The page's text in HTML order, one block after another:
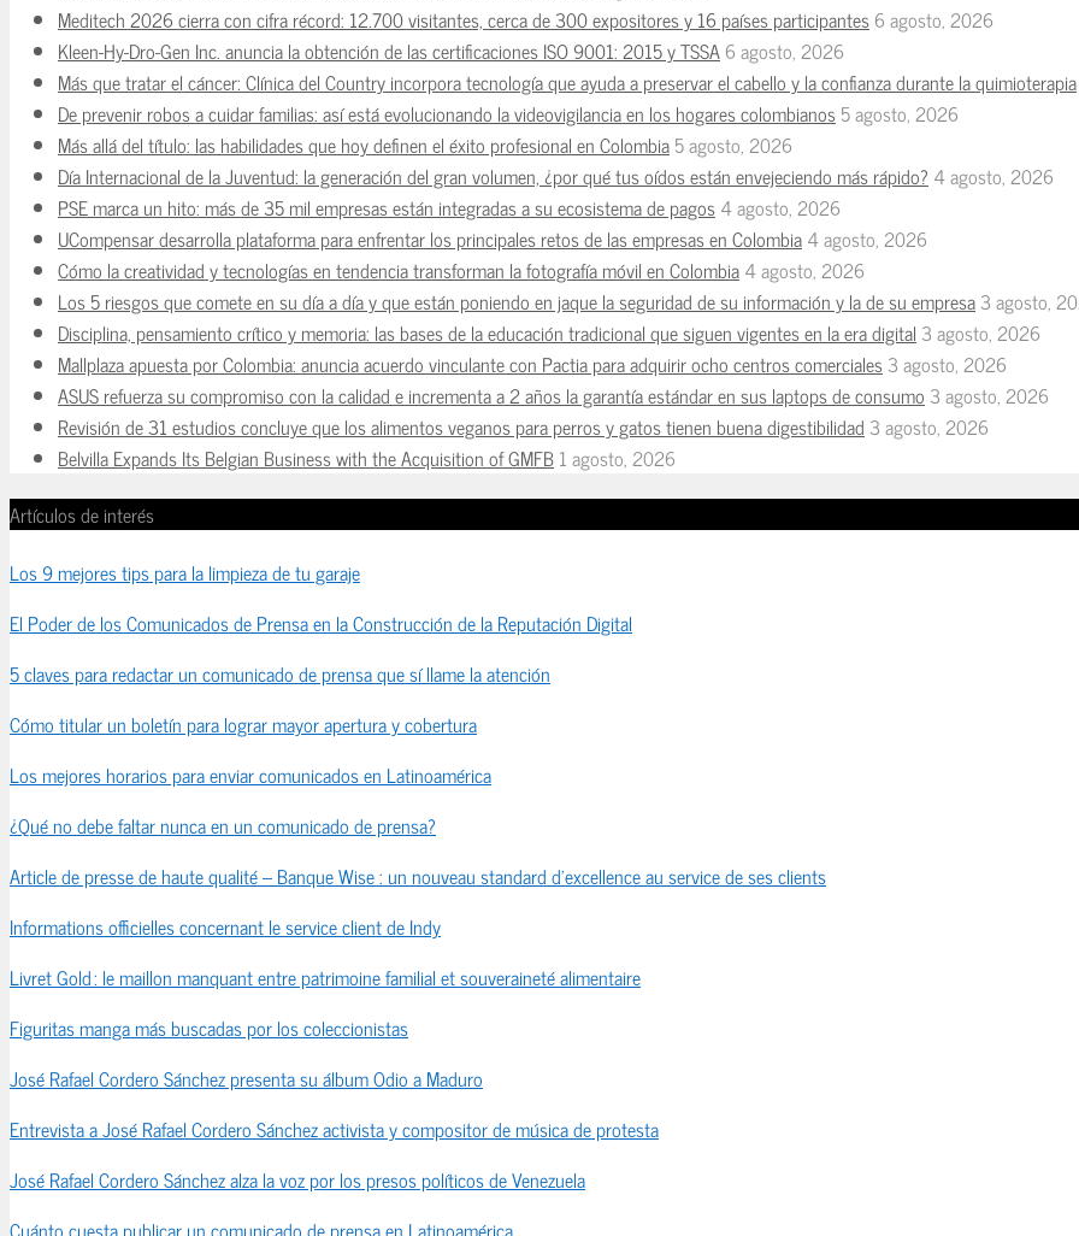
Meditech 2026 cierra con cifra récord: 12.700 visitantes, cerca de 300 expositores y 16 países participantes6 agosto, 2026
Kleen-Hy-Dro-Gen Inc. anuncia la obtención de las certificaciones ISO 9001: 2015 y TSSA6 agosto, 2026
Más que tratar el cáncer: Clínica del Country incorpora tecnología que ayuda a preservar el cabello y la confianza durante la quimioterapia
De prevenir robos a cuidar familias: así está evolucionando la videovigilancia en los hogares colombianos5 agosto, 2026
Más allá del título: las habilidades que hoy definen el éxito profesional en Colombia5 agosto, 2026
Día Internacional de la Juventud: la generación del gran volumen, ¿por qué tus oídos están envejeciendo más rápido? 4 agosto, 2026
PSE marca un hito: más de 35 mil empresas están integradas a su ecosistema de pagos4 agosto, 2026
UCompensar desarrolla plataforma para enfrentar los principales retos de las empresas en Colombia4 agosto, 2026
Cómo la creatividad y tecnologías en tendencia transforman la fotografía móvil en Colombia4 agosto, 2026
Los 5 riesgos que comete en su día a día y que están poniendo en jaque la seguridad de su información y la de su empresa3 agosto,
Disciplina, pensamiento crítico y memoria: las bases de la educación tradicional que siguen vigentes en la era digital 3 agosto, 2026
Mallplaza apuesta por Colombia: anuncia acuerdo vinculante con Pactia para adquirir ocho centros comerciales3 agosto, 2026
ASUS refuerza su compromiso con la calidad e incrementa a 2 años la garantía estándar en sus laptops de consumo 3 agosto, 2026
Revisión de 31 estudios concluye que los alimentos veganos para perros y gatos tienen buena digestibilidad 3 agosto, 2026
Belvilla Expands Its Belgian Business with the Acquisition of GMFB1 agosto, 2026
Artículos de interés
Los 9 mejores tips para la limpieza de tu garaje
El Poder de los Comunicados de Prensa en la Construcción de la Reputación Digital
5 claves para redactar un comunicado de prensa que sí llame la atención
Cómo titular un boletín para lograr mayor apertura y cobertura
Los mejores horarios para enviar comunicados en Latinoamérica
¿Qué no debe faltar nunca en un comunicado de prensa?
Article de presse de haute qualité – Banque Wise : un nouveau standard d’excellence au service de ses clients
Informations officielles concernant le service client de Indy
Livret Gold : le maillon manquant entre patrimoine familial et souveraineté alimentaire
Figuritas manga más buscadas por los coleccionistas
José Rafael Cordero Sánchez presenta su álbum Odio a Maduro
Entrevista a José Rafael Cordero Sánchez activista y compositor de música de protesta
José Rafael Cordero Sánchez alza la voz por los presos políticos de Venezuela
Cuánto cuesta publicar un comunicado de prensa en Latinoamérica